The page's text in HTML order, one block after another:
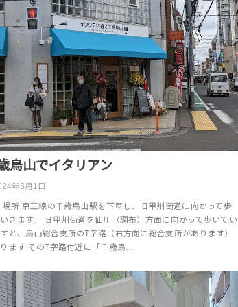
烏山でイタリアン
年6月1日
場所 京王線の千歳烏山駅を下車し、旧甲州街道に向かって歩
きます。 旧甲州街道を仙川（調布）方面に向かって歩いてい
と、烏山総合支所のT字路（右方向に総合支所があります）
ます そのT字路付近に「千歳烏…